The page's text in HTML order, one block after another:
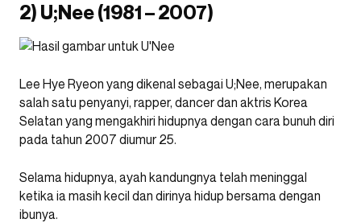
2) U;Nee (1981 – 2007)
Lee Hye Ryeon yang dikenal sebagai U;Nee, merupakan
salah satu penyanyi, rapper, dancer dan aktris Korea
Selatan yang mengakhiri hidupnya dengan cara bunuh diri
pada tahun 2007 diumur 25.
Selama hidupnya, ayah kandungnya telah meninggal
ketika ia masih kecil dan dirinya hidup bersama dengan
ibunya.